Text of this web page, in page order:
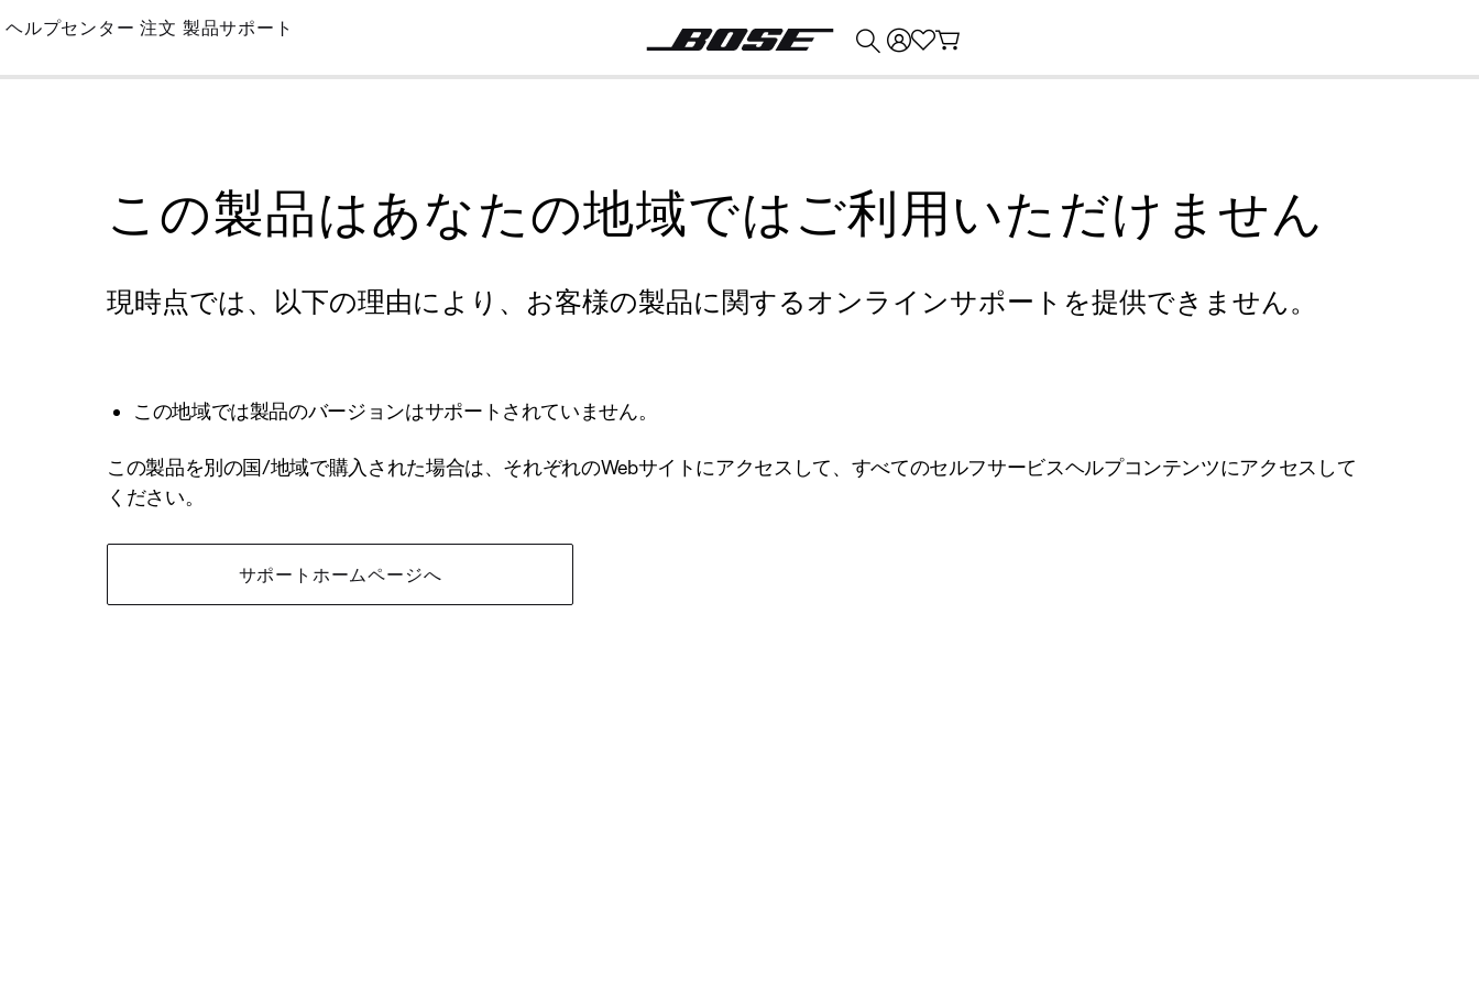
Skip
Main
ヘルプセンター 注文 製品サポート
この製品はあなたの地域ではご利用いただけません
現時点では、以下の理由により、お客様の製品に関するオンラインサポートを提供できません。
この地域では製品のバージョンはサポートされていません。
この製品を別の国/地域で購入された場合は、それぞれのWebサイトにアクセスして、すべてのセルフサービスヘルプコンテンツにアクセスして
ください。
サポートホームページへ